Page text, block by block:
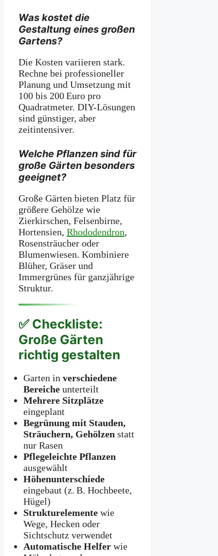
Was kostet die
Gestaltung eines großen
Gartens?
Die Kosten variieren stark.
Rechne bei professioneller
Planung und Umsetzung mit
100 bis 200 Euro pro
Quadratmeter. DIY-Lösungen
sind günstiger, aber
zeitintensiver.
Welche Pflanzen sind für
große Gärten besonders
geeignet?
Große Gärten bieten Platz für
größere Gehölze wie
Zierkirschen, Felsenbirne,
Hortensien, Rhododendron,
Rosensträucher oder
Blumenwiesen. Kombiniere
Blüher, Gräser und
Immergrünes für ganzjährige
Struktur.
✅ Checkliste:
Große Gärten
richtig gestalten
Garten in verschiedene
Bereiche unterteilt
Mehrere Sitzplätze
eingeplant
Begrünung mit Stauden,
Sträuchern, Gehölzen statt
nur Rasen
Pflegeleichte Pflanzen
ausgewählt
Höhenunterschiede
eingebaut (z. B. Hochbeete,
Hügel)
Strukturelemente wie
Wege, Hecken oder
Sichtschutz verwendet
Automatische Helfer wie